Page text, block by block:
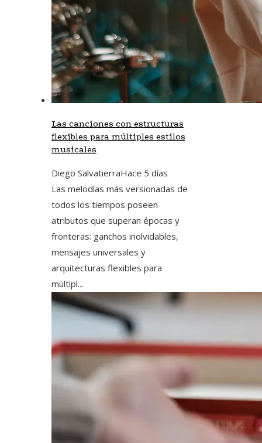
Las canciones con estructuras
flexibles para múltiples estilos
musicales
Diego SalvatierraHace 5 días
Las melodías más versionadas de
todos los tiempos poseen
atributos que superan épocas y
fronteras: ganchos inolvidables,
mensajes universales y
arquitecturas flexibles para
múltipl...